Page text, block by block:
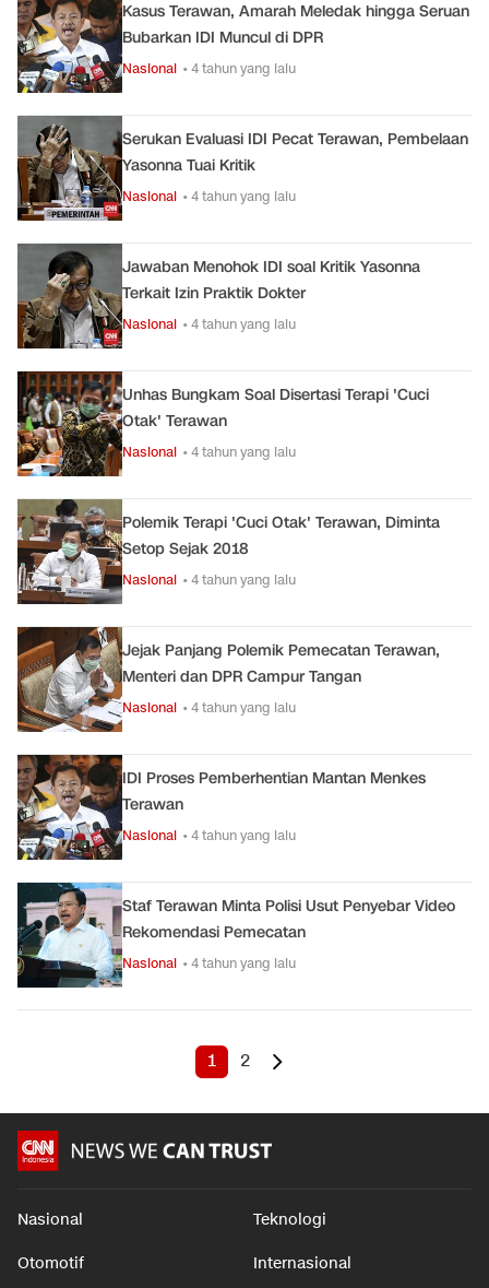
Kasus Terawan, Amarah Meledak hingga Seruan
Bubarkan IDI Muncul di DPR
Nasional • 4 tahun yang lalu
Serukan Evaluasi IDI Pecat Terawan, Pembelaan
Yasonna Tuai Kritik
Nasional • 4 tahun yang lalu
Jawaban Menohok IDI soal Kritik Yasonna
Terkait Izin Praktik Dokter
Nasional • 4 tahun yang lalu
Unhas Bungkam Soal Disertasi Terapi 'Cuci
Otak' Terawan
Nasional • 4 tahun yang lalu
Polemik Terapi 'Cuci Otak' Terawan, Diminta
Setop Sejak 2018
Nasional • 4 tahun yang lalu
Jejak Panjang Polemik Pemecatan Terawan,
Menteri dan DPR Campur Tangan
Nasional • 4 tahun yang lalu
IDI Proses Pemberhentian Mantan Menkes
Terawan
Nasional • 4 tahun yang lalu
Staf Terawan Minta Polisi Usut Penyebar Video
Rekomendasi Pemecatan
Nasional • 4 tahun yang lalu
1 2
Nasional Teknologi
Otomotif Internasional